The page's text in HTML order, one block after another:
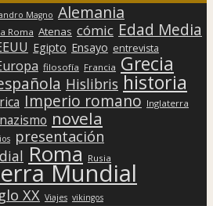
Magno Alemania
Roma Atenas cómic Edad Media
Egipto Ensayo entrevista
filosofía Francia Grecia
Hislibris historia
Imperio romano Inglaterra
nazismo novela
presentación
Roma Rusia
Mundial
XX Viajes vikingos